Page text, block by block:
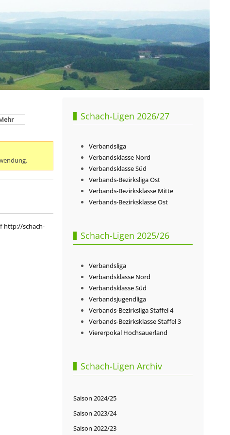
http://schach-
Schach-Ligen 2026/27
Verbandsliga
Verbandsklasse Nord
Verbandsklasse Süd
Verbands-Bezirksliga Ost
Verbands-Bezirksklasse Mitte
Verbands-Bezirksklasse Ost
Schach-Ligen 2025/26
Verbandsliga
Verbandsklasse Nord
Verbandsklasse Süd
Verbandsjugendliga
Verbands-Bezirksliga Staffel 4
Verbands-Bezirksklasse Staffel 3
Viererpokal Hochsauerland
Schach-Ligen Archiv
Saison 2024/25
Saison 2023/24
Saison 2022/23